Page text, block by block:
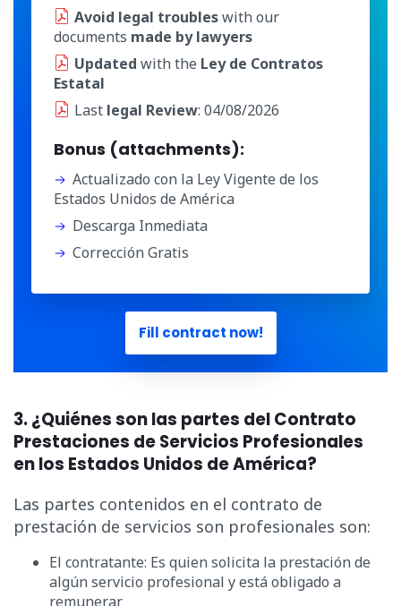
Avoid legal troubleswith our
documents made by lawyers
Updated with the Ley de Contratos
Estatal
Last legal Review: 04/08/2026
Bonus (attachments):
Actualizado con la Ley Vigente de los
Estados Unidos de América
Descarga Inmediata
Corrección Gratis
Fill contract now!
3. ¿Quiénes son las partes del Contrato
Prestaciones de Servicios Profesionales
en los Estados Unidos de América?
Las partes contenidos en el contrato de
prestación de servicios son profesionales son:
El contratante: Es quien solicita la prestación de
algún servicio profesional y está obligado a
remunerar